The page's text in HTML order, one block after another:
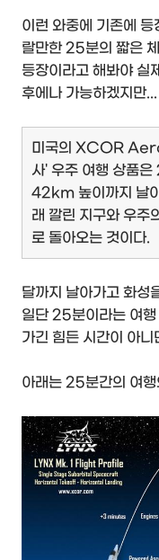
이런 와중에 기존에 등
랄만한 25분의 짧은
등장이라고 해봐야 실
후에나 가능하겠지만...
미국의 XCOR
사' 우주 여행 상품
42km 높이까지 날
래 깔린 지구와 우주
로 돌아오는 것이다.
달까지 날아가고 화성
일단 25분이라는 여행
가긴 힘든 시간이 아니
아래는 25분간의 여